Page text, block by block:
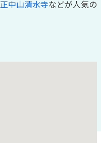
正中山清水寺などが人気の